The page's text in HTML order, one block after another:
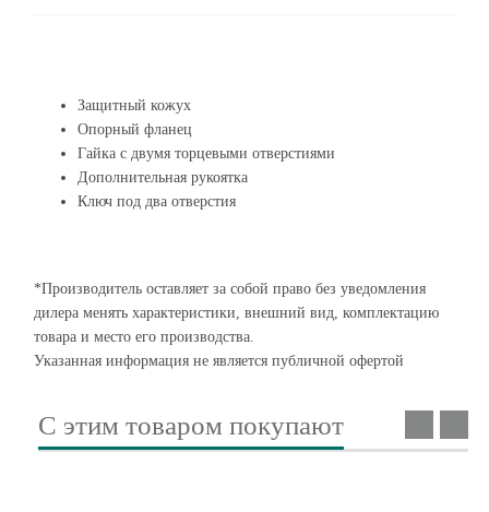
Защитный кожух
Опорный фланец
Гайка с двумя торцевыми отверстиями
Дополнительная рукоятка
Ключ под два отверстия
*Производитель оставляет за собой право без уведомления
дилера менять характеристики, внешний вид, комплектацию
товара и место его производства.
Указанная информация не является публичной офертой
С этим товаром покупают